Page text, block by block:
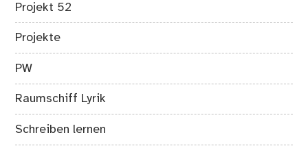
Projekt 52
Projekte
PW
Raumschiff Lyrik
Schreiben lernen